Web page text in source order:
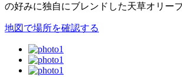
の好みに独自にブレンドした天草オリー
地図で場所を確認する